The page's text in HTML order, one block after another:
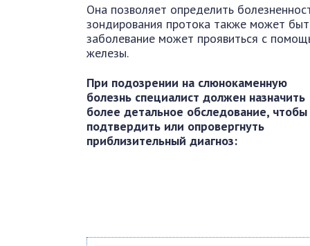
Она позволяет определить
зондирования протока также может
заболевание может проявиться с
железы.
При подозрении на слюнокаменную
болезнь специалист должен назначить
более детальное обследование, чтобы
подтвердить или опровергнуть
приблизительный диагноз: